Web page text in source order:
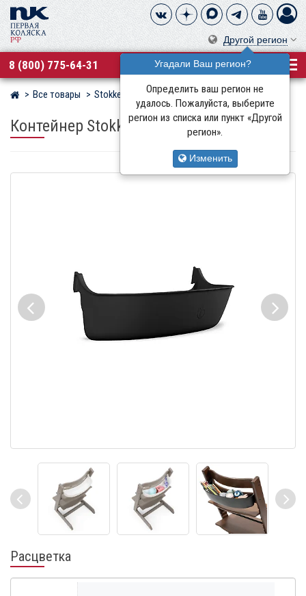
Другой регион
Угадали Ваш регион?
Определить ваш регион не
удалось. Пожалуйста, выберите
регион из списка или пункт «Другой
регион».
Изменить
8 (800) 775-64-31
Магазин детских колясок
Все товары Stokke
Контейнер Stokkeдля стульчика Tripp Trapp
Расцветка